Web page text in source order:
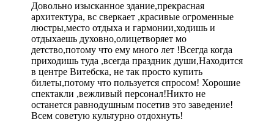
Довольно изысканное здание,прекрасная
архитектура, вс сверкает ,красивые огроменные
люстры,место отдыха и гармонии,ходишь и
отдыхаешь духовно,олицетворяет мо
детство,потому что ему много лет !Всегда когда
приходишь туда ,всегда праздник души,Находится
в центре Витебска, не так просто купить
билеты,потому что пользуется спросом! Хорошие
спектакли ,вежливый персонал!Никто не
останется равнодушным посетив это заведение!
Всем советую культурно отдохнуть!